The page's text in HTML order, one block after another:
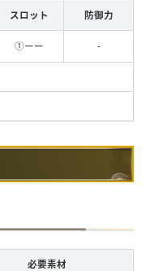
スロット 防御力
①ーー -
必要素材